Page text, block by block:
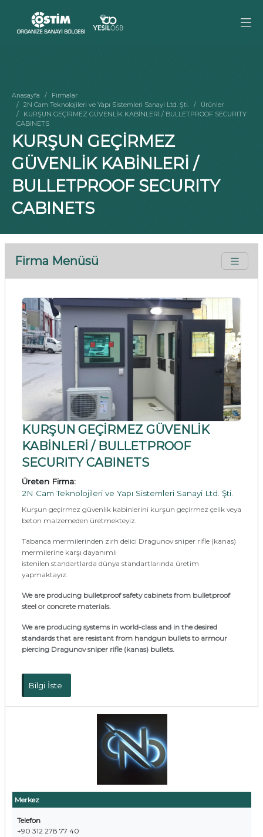
Anasayfa
Firmalar
2N Cam Teknolojileri ve Yapı Sistemleri Sanayi Ltd. Şti.
Ürünler
KURŞUN GEÇİRMEZ GÜVENLİK KABİNLERİ / BULLETPROOF SECURITY
CABINETS
KURŞUN GEÇİRMEZ
GÜVENLİK KABİNLERİ /
BULLETPROOF SECURITY
CABINETS
Firma Menüsü
Merkez
Telefon
+90 312 278 77 40
KURŞUN GEÇİRMEZ GÜVENLİK
KABİNLERİ / BULLETPROOF
SECURITY CABINETS
Üreten Firma:
2N Cam Teknolojileri ve Yapı Sistemleri Sanayi Ltd. Şti.
Kurşun geçirmez güvenlik kabinlerini kurşun geçirmez çelik veya
beton malzemeden üretmekteyiz.
Tabanca mermilerinden zırh delici Dragunov sniper rifle (kanas)
mermilerine karşı dayanımlı
istenilen standartlarda dünya standartlarında üretim
yapmaktayız.
We are producing bulletproof safety cabinets from bulletproof
steel or concrete materials.
We are producing systems in world-class and in the desired
standards that are resistant from handgun bullets to armour
piercing Dragunov sniper rifle (kanas) bullets.
Bilgi İste